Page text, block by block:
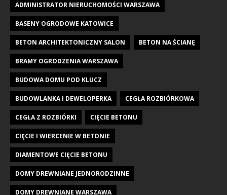
ADMINISTRATOR NIERUCHOMOŚCI WARSZAWA
BASENY OGRODOWE KATOWICE
BETON ARCHITEKTONICZNY SALON BETON NA ŚCIANĘ
BRAMY OGRODZENIA WARSZAWA
BUDOWA DOMU POD KLUCZ
BUDOWLANKA I DEWELOPERKA CEGŁA ROZBIÓRKOWA
CEGŁA Z ROZBIÓRKI CIĘCIE BETONU
CIĘCIE I WIERCENIE W BETONIE
DIAMENTOWE CIĘCIE BETONU
DOMY DREWNIANE JEDNORODZINNE
DOMY DREWNIANE WARSZAWA